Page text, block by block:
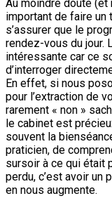
Au moindre doute (et
important de faire
s’assurer que le
rendez-vous du jour.
intéressante car ce
d’interroger
En effet, si nous
pour l’extraction de
rarement « non »
le cabinet est
souvent la
praticien, de
sursoir à ce qui était
perdu, c’est avoir un
en nous augmente.